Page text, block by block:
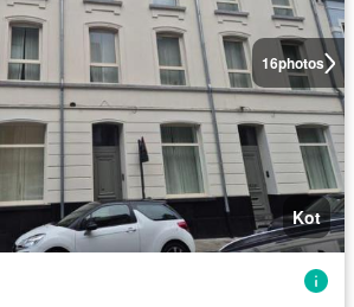
16photos
Kot